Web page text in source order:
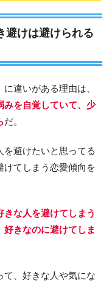
避けは避けられる
違いがある理由は、
みを自覚していて、少
だ。
避けたいと思ってる
けてしまう恋愛傾向を
きな人を避けてしまう
きなのに避けてしま
て、好きな人や気にな